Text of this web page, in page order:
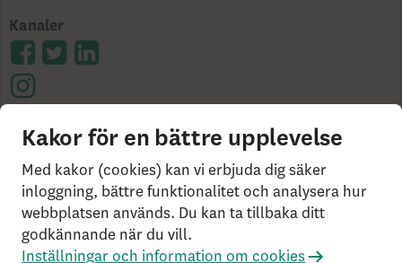
Kanaler
Cookies på skandia.se
Tillgänglighet
Användarvillkor
Ångerrätt och distansavtal
utanför Sverige?
Statlig insättningsgaranti &
investerar­skydd
Så behandlar vi dina personuppgifter
Om Penningtvättslagen
Kakor för en bättre upplevelse
Med kakor (cookies) kan vi erbjuda dig säker
inloggning, bättre funktionalitet och analysera hur
webbplatsen används. Du kan ta tillbaka ditt
godkännande när du vill.
Inställningar och information om cookies